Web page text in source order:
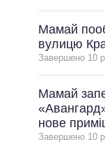
Мамай
вулицю
Завершено 10
Мамай
нове
Завершено 10